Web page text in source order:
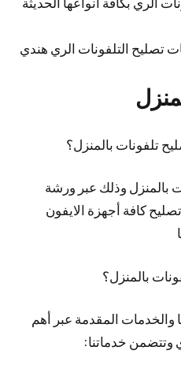
تصليح التلفونات الري هندي
تلفونات بالمنزل؟
بالمنزل وذلك عبر ورشة
كافة أجهزة الايفون
بالمنزل؟
والخدمات المقدمة عبر أهم
وتتضمن خدماتنا: